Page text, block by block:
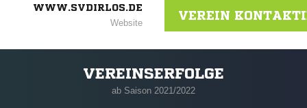
WWW.SVDIRLOS.DE
Website
VEREIN
VEREINSERFOLGE
ab Saison 2021/2022